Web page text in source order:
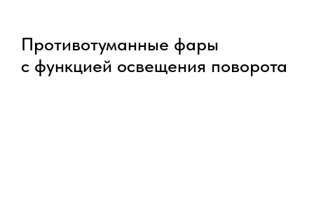
Противотуманные фары
с функцией освещения поворота